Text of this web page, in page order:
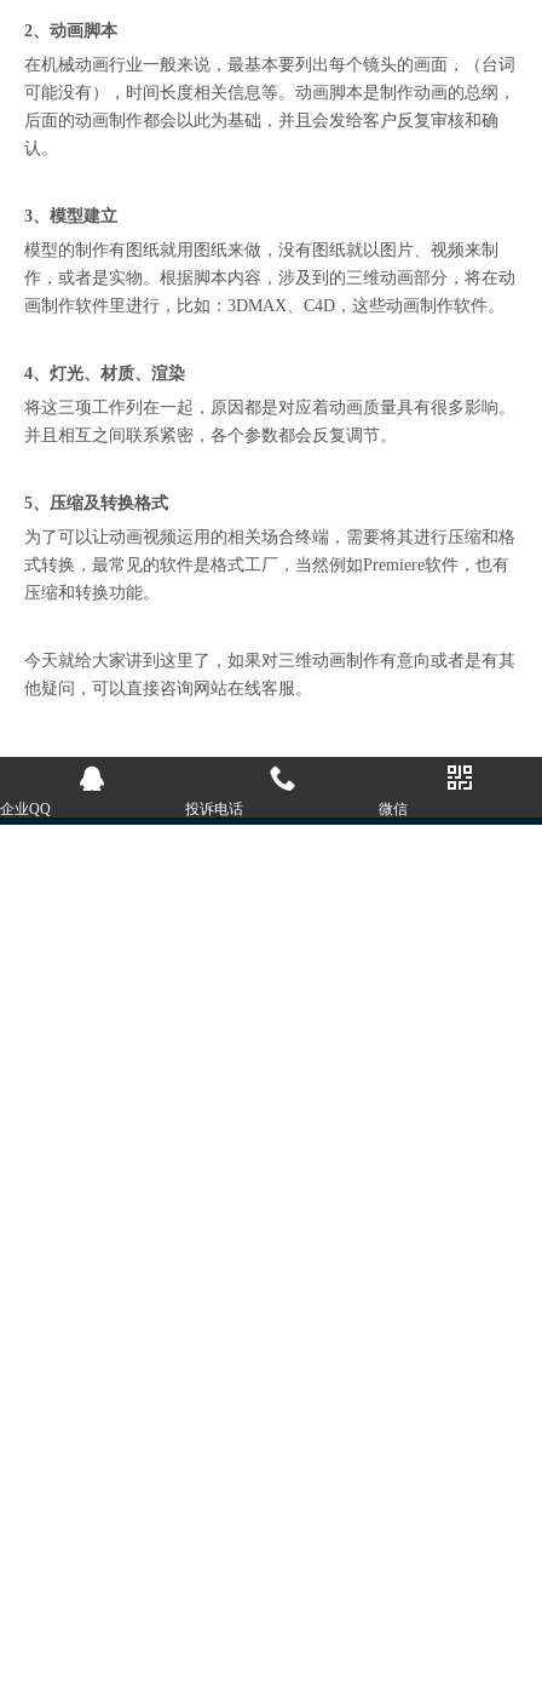
2、动画脚本
在机械动画行业一般来说，最基本要列出每个镜头的画面，（台词
可能没有），时间长度相关信息等。动画脚本是制作动画的总纲，
后面的动画制作都会以此为基础，并且会发给客户反复审核和确
认。
3、模型建立
模型的制作有图纸就用图纸来做，没有图纸就以图片、视频来制
作，或者是实物。根据脚本内容，涉及到的三维动画部分，将在动
画制作软件里进行，比如：3DMAX、C4D，这些动画制作软件。
4、灯光、材质、渲染
将这三项工作列在一起，原因都是对应着动画质量具有很多影响。
并且相互之间联系紧密，各个参数都会反复调节。
5、压缩及转换格式
为了可以让动画视频运用的相关场合终端，需要将其进行压缩和格
式转换，最常见的软件是格式工厂，当然例如Premiere软件，也有
压缩和转换功能。
今天就给大家讲到这里了，如果对三维动画制作有意向或者是有其
他疑问，可以直接咨询网站在线客服。
企业QQ 投诉电话 微信